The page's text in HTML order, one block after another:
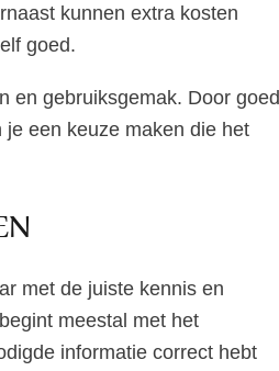
kunnen extra kosten
goed.
en gebruiksgemak. Door goed
een keuze maken die het
met de juiste kennis en
begint meestal met het
informatie correct hebt